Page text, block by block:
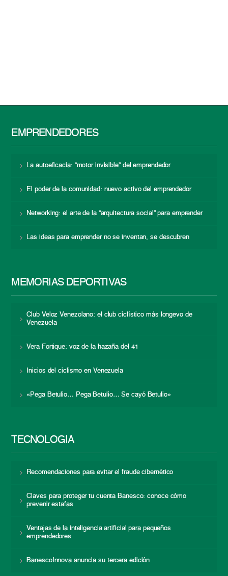
EMPRENDEDORES
La autoeficacia: “motor invisible” del emprendedor
El poder de la comunidad: nuevo activo del emprendedor
Networking: el arte de la “arquitectura social” para emprender
Las ideas para emprender no se inventan, se descubren
MEMORIAS DEPORTIVAS
Club Veloz Venezolano: el club ciclístico más longevo de
Venezuela
Vera Fortique: voz de la hazaña del 41
Inicios del ciclismo en Venezuela
«Pega Betulio… Pega Betulio… Se cayó Betulio»
TECNOLOGÍA
Recomendaciones para evitar el fraude cibernético
Claves para proteger tu cuenta Banesco: conoce cómo
prevenir estafas
Ventajas de la inteligencia artificial para pequeños
emprendedores
BanescoInnova anuncia su tercera edición